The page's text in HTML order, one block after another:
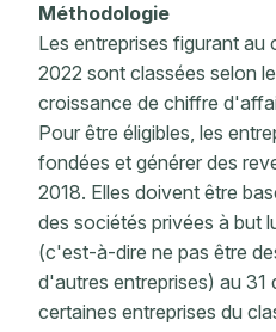
Méthodologie
Les entreprises figurant
2022 sont classées selon
croissance de chiffre
Pour être éligibles, les
fondées et générer des
2018. Elles doivent être
des sociétés privées à but
(c'est-à-dire ne pas être
d'autres entreprises) au 31
certaines entreprises du